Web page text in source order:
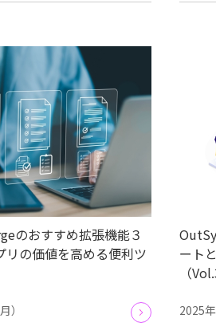
のおすすめ拡張機能３
リの価値を高める便利ツ
）
ート
（
2025